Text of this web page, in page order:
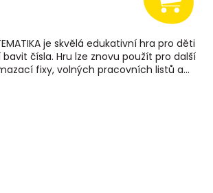
je skvělá edukativní hra pro děti
čísla. Hru lze znovu použít pro další
fixy, volných pracovních listů a...